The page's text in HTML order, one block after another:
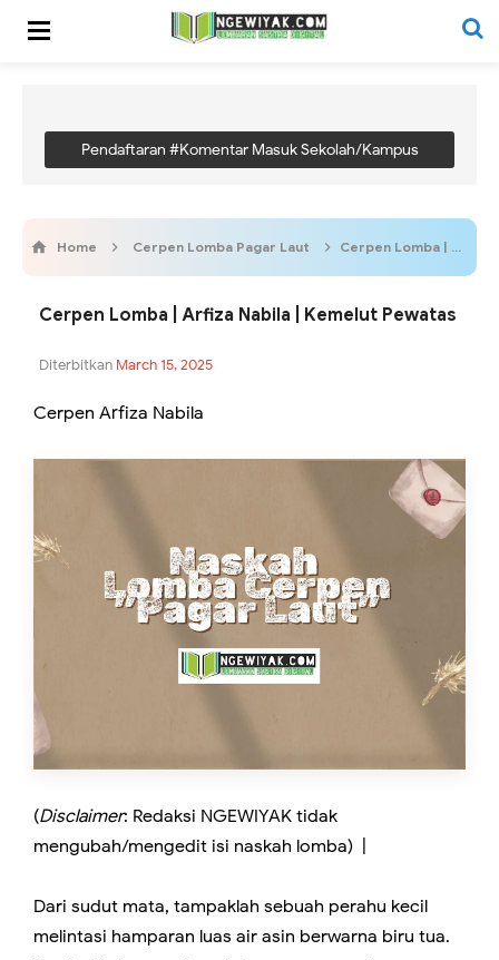
Pendaftaran #Komentar Masuk Sekolah/Kampus
Home Cerpen Lomba Pagar Laut Cerpen Lomba | Arfiza Nabila | Kemelut Pewatas
Cerpen Lomba | Arfiza Nabila | Kemelut Pewatas
Diterbitkan March 15, 2025
Cerpen Arfiza Nabila
(Disclaimer: Redaksi NGEWIYAK tidak
mengubah/mengedit isi naskah lomba) |
Dari sudut mata, tampaklah sebuah perahu kecil
melintasi hamparan luas air asin berwarna biru tua.